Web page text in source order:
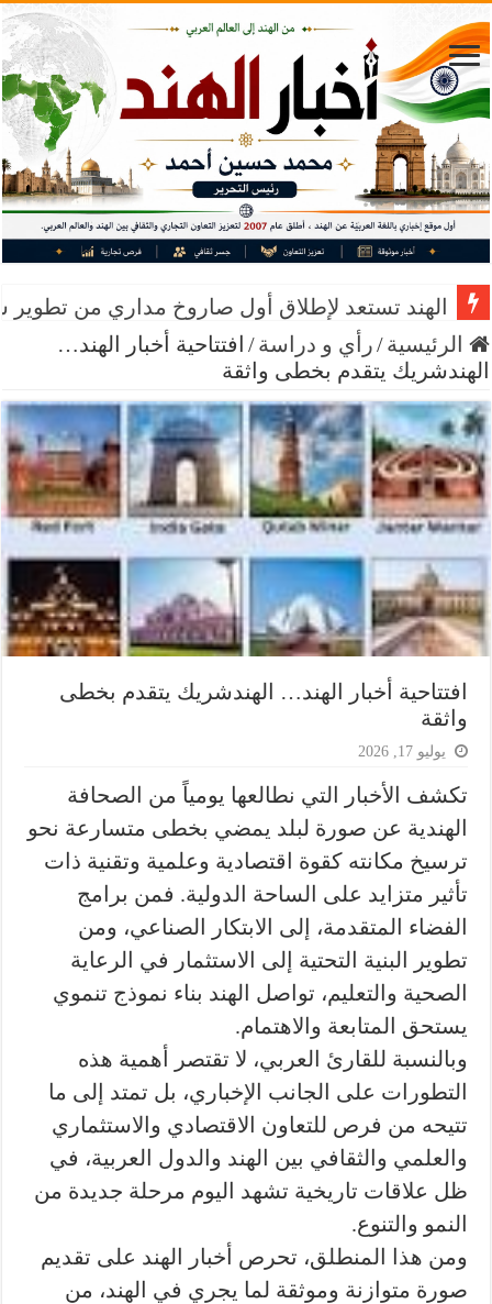
الهند تستعد لإطلاق أول صاروخ مداري من
الرئيسية/رأي و دراسة/ افتتاحية أخبار الهند…
الهندشريك يتقدم بخطى واثقة
افتتاحية أخبار الهند… الهندشريك يتقدم بخطى
واثقة
يوليو 17, 2026
تكشف الأخبار التي نطالعها يومياً من الصحافة
الهندية عن صورة لبلد يمضي بخطى متسارعة نحو
ترسيخ مكانته كقوة اقتصادية وعلمية وتقنية ذات
تأثير متزايد على الساحة الدولية. فمن برامج
الفضاء المتقدمة، إلى الابتكار الصناعي، ومن
تطوير البنية التحتية إلى الاستثمار في الرعاية
الصحية والتعليم، تواصل الهند بناء نموذج تنموي
يستحق المتابعة والاهتمام.
وبالنسبة للقارئ العربي، لا تقتصر أهمية هذه
التطورات على الجانب الإخباري، بل تمتد إلى ما
تتيحه من فرص للتعاون الاقتصادي والاستثماري
والعلمي والثقافي بين الهند والدول العربية، في
ظل علاقات تاريخية تشهد اليوم مرحلة جديدة من
النمو والتنوع.
ومن هذا المنطلق، تحرص أخبار الهند على تقديم
صورة متوازنة وموثقة لما يجري في الهند، من